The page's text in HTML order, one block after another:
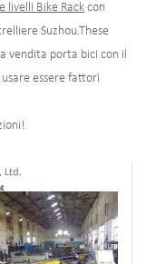
livelli Bike Rackcon
Suzhou.These
vendita porta bici con il
essere fattori